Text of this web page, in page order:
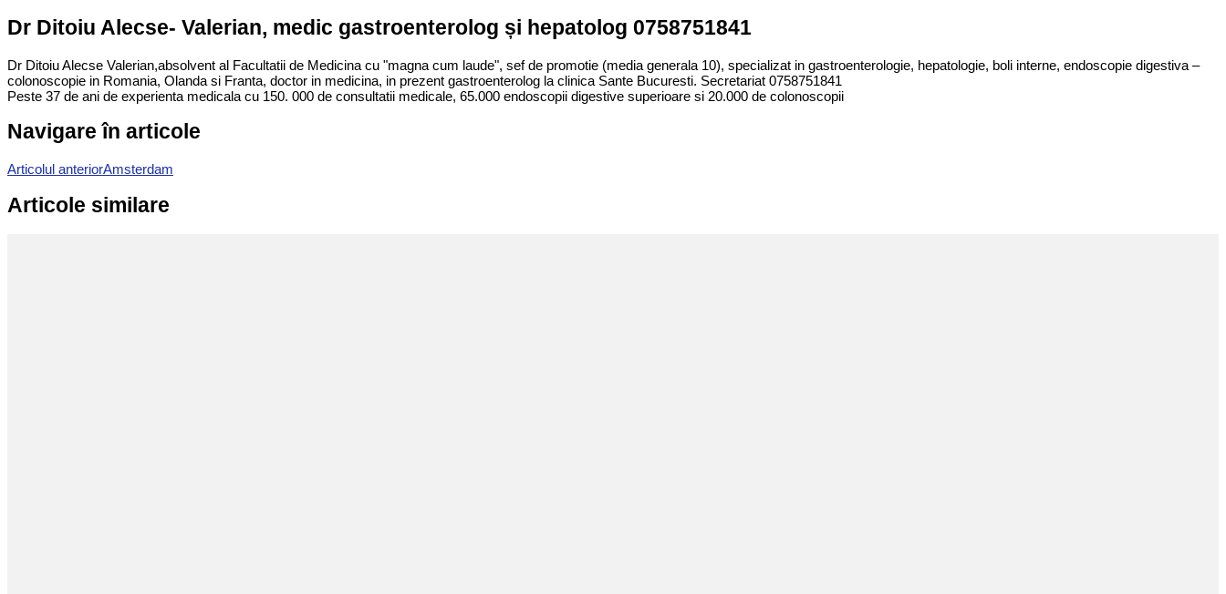
Dr Ditoiu Alecse- Valerian, medic gastroenterolog și hepatolog 0758751841
Dr Ditoiu Alecse Valerian,absolvent al Facultatii de Medicina cu "magna cum laude", sef de promotie (media generala 10), specializat in gastroenterologie, hepatologie, boli interne, endoscopie digestiva –
colonoscopie in Romania, Olanda si Franta, doctor in medicina, in prezent gastroenterolog la clinica Sante Bucuresti. Secretariat 0758751841
Peste 37 de ani de experienta medicala cu 150. 000 de consultatii medicale, 65.000 endoscopii digestive superioare si 20.000 de colonoscopii
Navigare în articole
Articolul anteriorAmsterdam
Articole similare